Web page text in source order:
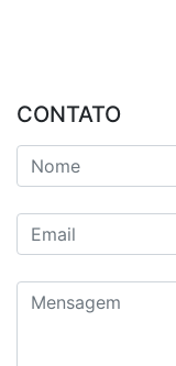
CONTATO